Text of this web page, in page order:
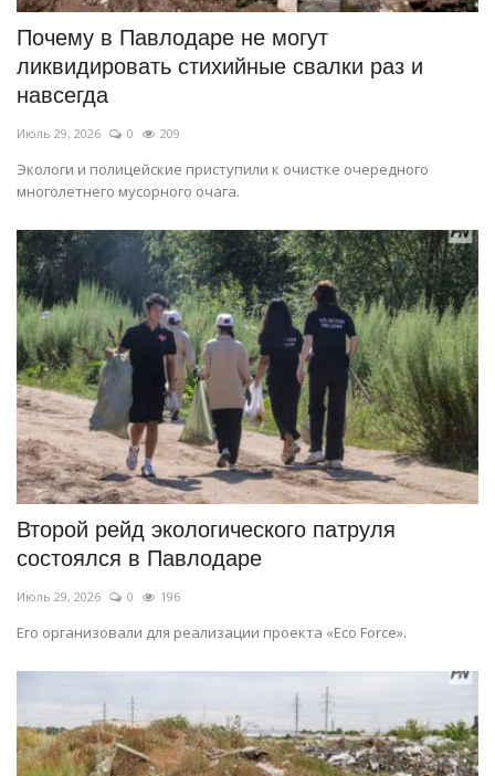
Почему в Павлодаре не могут
ликвидировать стихийные свалки раз и
навсегда
Июль 29, 2026 0 209
Экологи и полицейские приступили к очистке очередного
многолетнего мусорного очага.
Второй рейд экологического патруля
состоялся в Павлодаре
Июль 29, 2026 0 196
Его организовали для реализации проекта «Eco Force».